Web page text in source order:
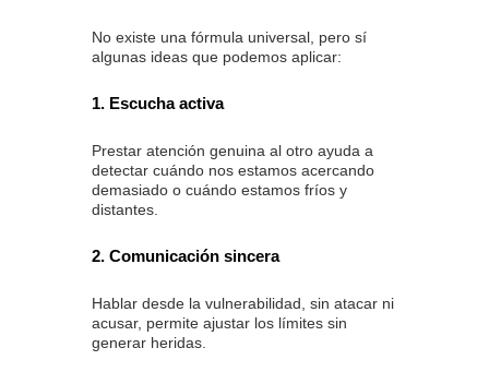
No existe una fórmula universal, pero sí
algunas ideas que podemos aplicar:
1. Escucha activa
Prestar atención genuina al otro ayuda a
detectar cuándo nos estamos acercando
demasiado o cuándo estamos fríos y
distantes.
2. Comunicación sincera
Hablar desde la vulnerabilidad, sin atacar ni
acusar, permite ajustar los límites sin
generar heridas.